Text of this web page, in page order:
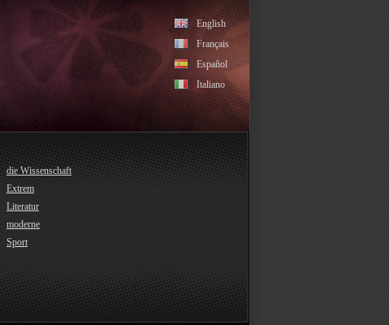
English
Français
Español
Italiano
die Wissenschaft
Extrem
Literatur
moderne
Sport